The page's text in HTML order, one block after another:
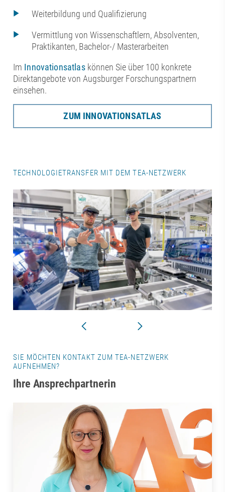
Weiterbildung und Qualifizierung
Vermittlung von Wissenschaftlern, Absolventen,
Praktikanten, Bachelor-/ Masterarbeiten
Im Innovationsatlaskönnen Sie über 100 konkrete
Direktangebote von Augsburger Forschungspartnern
einsehen.
ZUM INNOVATIONSATLAS
TECHNOLOGIETRANSFER MIT DEM TEA-NETZWERK
SIE MÖCHTEN KONTAKT ZUM TEA-NETZWERK
AUFNEHMEN?
Ihre Ansprechpartnerin